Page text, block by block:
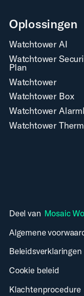
Oplossingen
Watchtower AI
Watchtower
Plan
Watchtower
Watchtower Box
Watchtower
Watchtower
Deel van Mosaic
Algemene
Beleidsverklaringen
Cookie beleid
Klachtenprocedure